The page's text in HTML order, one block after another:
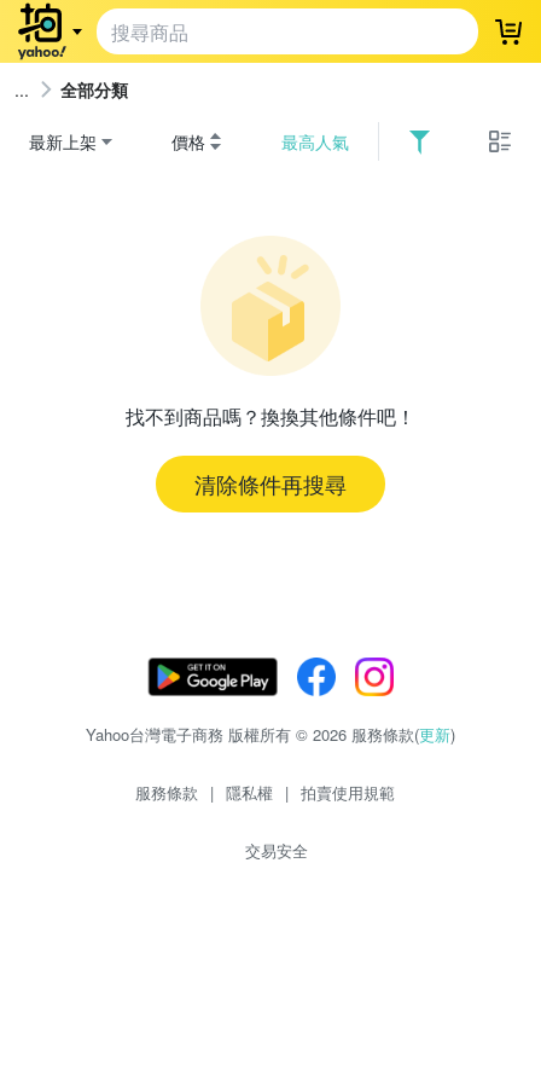
登
全部分類
最新上架 價格 最高人氣
找不到商品嗎？換換其他條件吧！
清除條件再搜尋
Yahoo台灣電子商務 版權所有 © 2026 服務條款(更新)
服務條款 | 隱私權 | 拍賣使用規範
交易安全